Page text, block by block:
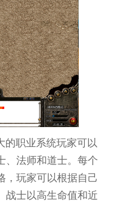
的职业系统玩家可以
、法师和道士。每个
，玩家可以根据自己
战士以高生命值和近